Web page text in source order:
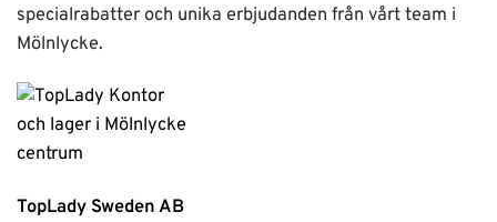
specialrabatter och unika erbjudanden från vårt team i
Mölnlycke.
TopLady Sweden AB